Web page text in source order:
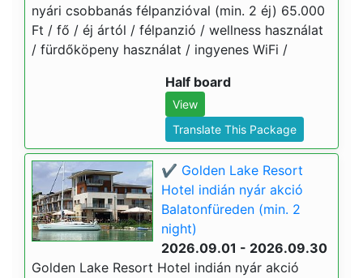
nyári csobbanás félpanzióval (min. 2 éj) 65.000
Ft / fő / éj ártól / félpanzió / wellness használat
/ fürdőköpeny használat / ingyenes WiFi /
Half board
View
Translate This Package
✔️ Golden Lake Resort
Hotel indián nyár akció
Balatonfüreden (min. 2
night)
2026.09.01 - 2026.09.30
Golden Lake Resort Hotel indián nyár akció